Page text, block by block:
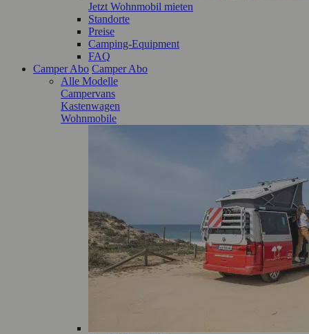
Jetzt Wohnmobil mieten
Standorte
Preise
Camping-Equipment
FAQ
Camper Abo Camper Abo
Alle Modelle
Campervans
Kastenwagen
Wohnmobile